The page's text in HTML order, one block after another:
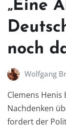
„Eine
noch
Wolfgang
Clemens Henis
Nachdenken
fordert der